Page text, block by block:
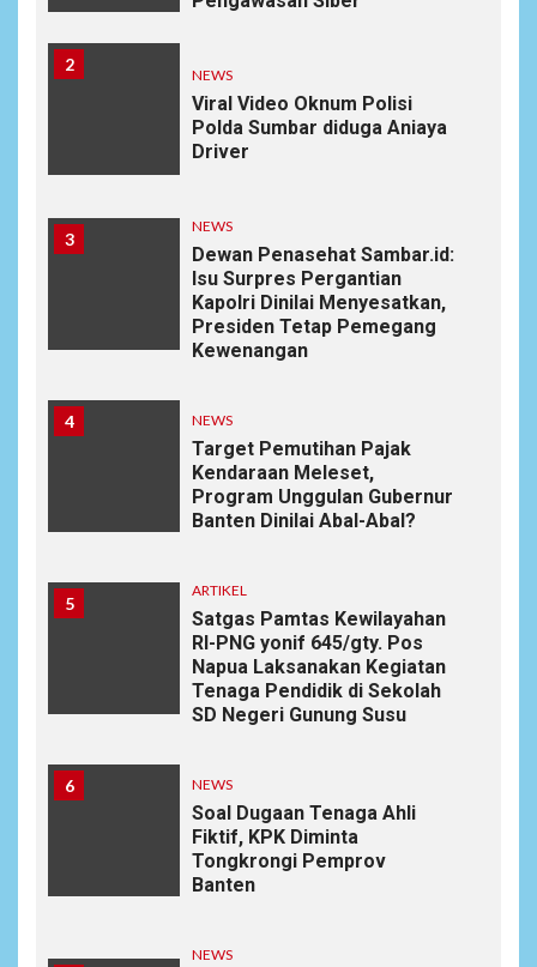
2
NEWS
Viral Video Oknum Polisi
Polda Sumbar diduga Aniaya
Driver
3
NEWS
Dewan Penasehat Sambar.id:
Isu Surpres Pergantian
Kapolri Dinilai Menyesatkan,
Presiden Tetap Pemegang
Kewenangan
4 NEWS
Target Pemutihan Pajak
Kendaraan Meleset,
Program Unggulan Gubernur
Banten Dinilai Abal-Abal?
5
ARTIKEL
Satgas Pamtas Kewilayahan
RI-PNG yonif 645/gty. Pos
Napua Laksanakan Kegiatan
Tenaga Pendidik di Sekolah
SD Negeri Gunung Susu
6 NEWS
Soal Dugaan Tenaga Ahli
Fiktif, KPK Diminta
Tongkrongi Pemprov
Banten
NEWS